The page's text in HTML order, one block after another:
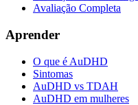
Avaliação Completa
Aprender
O que é AuDHD
Sintomas
AuDHD vs TDAH
AuDHD em mulheres